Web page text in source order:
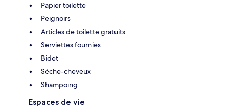
Papier toilette
Peignoirs
Articles de toilette gratuits
Serviettes fournies
Bidet
Sèche-cheveux
Shampoing
Espaces de vie